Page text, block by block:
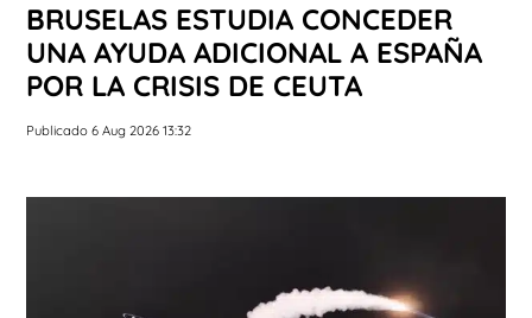
BRUSELAS ESTUDIA CONCEDER
UNA AYUDA ADICIONAL A ESPAÑA
POR LA CRISIS DE CEUTA
Publicado 6 Aug 2026 13:32